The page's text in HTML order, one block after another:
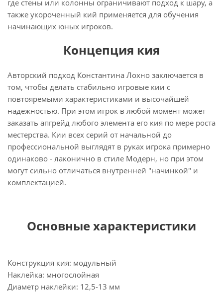
где стены или колонны ограничивают подход к шару, а
также укороченный кий применяется для обучения
начинающих юных игроков.
Концепция кия
Авторский подход Константина Лохно заключается в
том, чтобы делать стабильно игровые кии с
повтояремыми характеристиками и высочайшей
надежностью. При этом игрок в любой момент может
заказать апгрейд любого элемента его кия по мере роста
местерства. Кии всех серий от начальной до
профессиональной выглядят в руках игрока примерно
одинаково - лаконично в стиле Модерн, но при этом
могут сильно отличаться внутренней "начинкой" и
комплектацией.
Основные характеристики
Конструкция кия: модульный
Наклейка: многослойная
Диаметр наклейки: 12,5-13 мм